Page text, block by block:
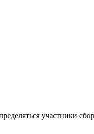
участники